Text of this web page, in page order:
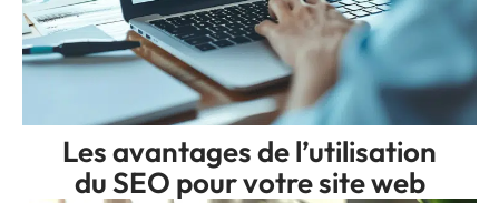
Les avantages de l’utilisation
du SEO pour votre site web